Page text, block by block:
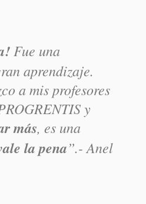
Fue una
aprendizaje.
a mis profesores
y
más, es una
la pena”.- Anel